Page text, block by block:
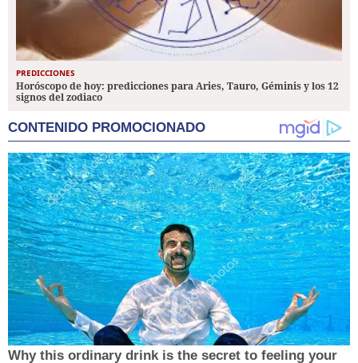
PREDICCIONES
Horóscopo de hoy: predicciones para Aries, Tauro, Géminis y los 12
signos del zodiaco
CONTENIDO PROMOCIONADO
Why this ordinary drink is the secret to feeling your